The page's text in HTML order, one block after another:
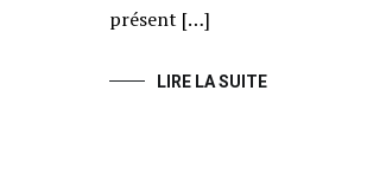
présent […]
LIRE LA SUITE